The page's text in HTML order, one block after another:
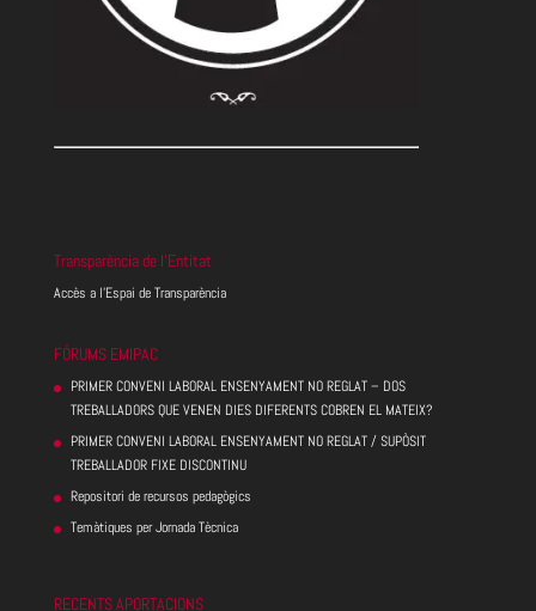
Transparència de l’Entitat
Accès a l’Espai de Transparència
FÓRUMS EMIPAC
PRIMER CONVENI LABORAL ENSENYAMENT NO REGLAT – DOS
TREBALLADORS QUE VENEN DIES DIFERENTS COBREN EL MATEIX?
PRIMER CONVENI LABORAL ENSENYAMENT NO REGLAT / SUPÒSIT
TREBALLADOR FIXE DISCONTINU
Repositori de recursos pedagògics
Temàtiques per Jornada Tècnica
RECENTS APORTACIONS